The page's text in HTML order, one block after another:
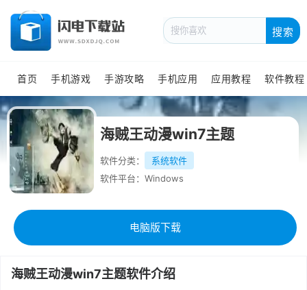
搜索
首页 手机游戏 手游攻略 手机应用 应用教程 软件教程
海贼王动漫win7主题
软件分类：
系统软件
软件平台：Windows
电脑版下载
海贼王动漫win7主题软件介绍